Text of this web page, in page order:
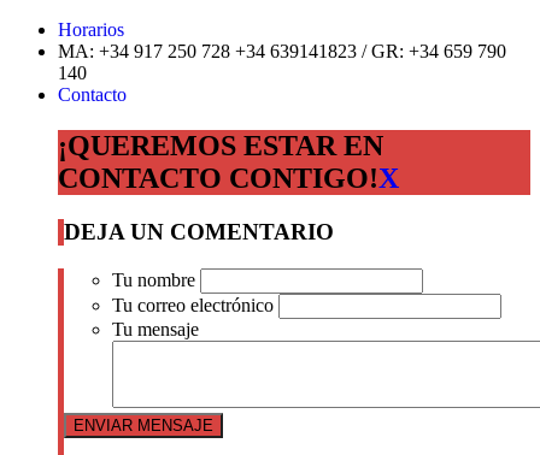
Horarios
MA: +34 917 250 728 +34 639141823 / GR: +34 659 790
140
Contacto
¡QUEREMOS ESTAR EN
CONTACTO CONTIGO!X
DEJA UN COMENTARIO
Tu nombre
Tu correo electrónico
Tu mensaje